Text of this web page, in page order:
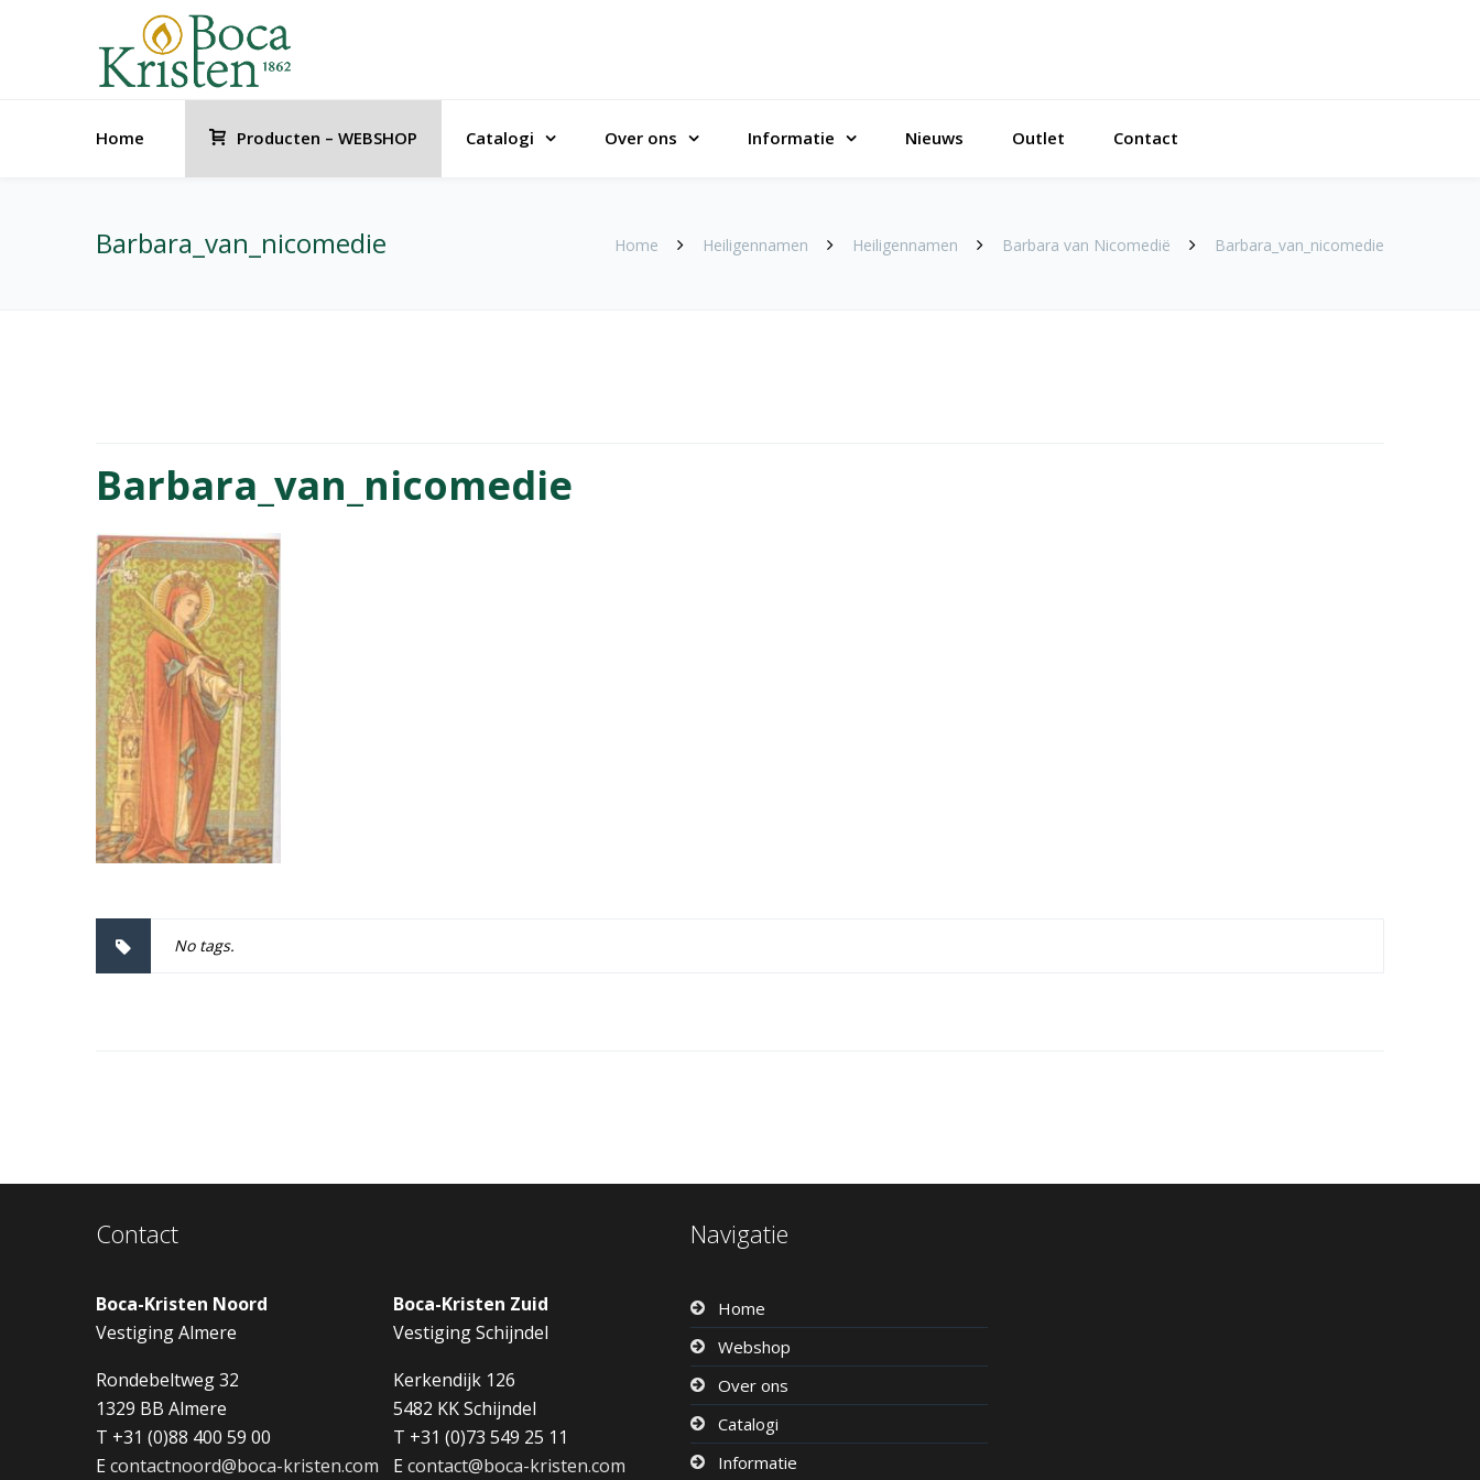
Home Producten – WEBSHOP Catalogi Over ons Informatie Nieuws Outlet Contact
Barbara_van_nicomedie Home Heiligennamen Heiligennamen Barbara van Nicomedië Barbara_van_nicomedie
Barbara_van_nicomedie
No tags.
Contact
Boca-Kristen Noord
Vestiging Almere
Rondebeltweg 32
1329 BB Almere
T +31 (0)88 400 59 00
Econtactnoord@boca-kristen.com
Boca-Kristen Zuid
Vestiging Schijndel
Kerkendijk 126
5482 KK Schijndel
T +31 (0)73 549 25 11
Econtact@boca-kristen.com
Navigatie
Home
Webshop
Over ons
Catalogi
Informatie